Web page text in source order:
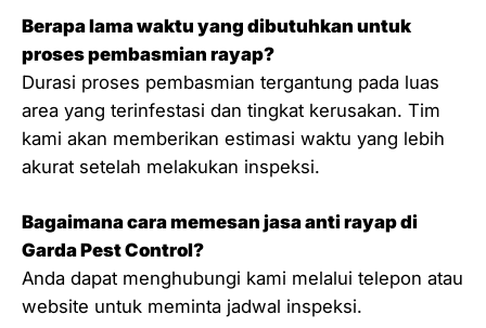
Berapa lama waktu yang dibutuhkan untuk
proses pembasmian rayap?
Durasi proses pembasmian tergantung pada luas
area yang terinfestasi dan tingkat kerusakan. Tim
kami akan memberikan estimasi waktu yang lebih
akurat setelah melakukan inspeksi.
Bagaimana cara memesan jasa anti rayap di
Garda Pest Control?
Anda dapat menghubungi kami melalui telepon atau
website untuk meminta jadwal inspeksi.